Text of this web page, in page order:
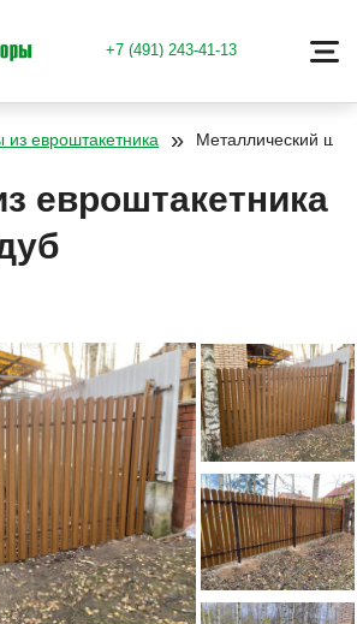
+7 (491) 243-41-13
из евроштакетника » Металлический
евроштакетника